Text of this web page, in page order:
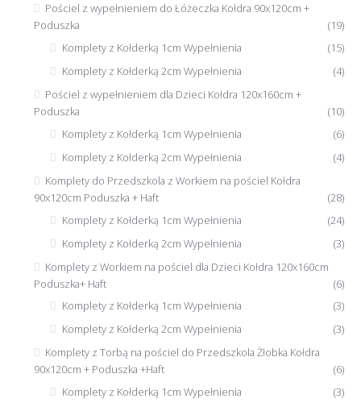
Pościel z wypełnieniem do Łóżeczka Kołdra 90x120cm +
Poduszka
(19)
Komplety z Kołderką 1cm Wypełnienia
(15)
Komplety z Kołderką 2cm Wypełnienia
(4)
Pościel z wypełnieniem dla Dzieci Kołdra 120x160cm +
Poduszka
(10)
Komplety z Kołderką 1cm Wypełnienia
(6)
Komplety z Kołderką 2cm Wypełnienia
(4)
Komplety do Przedszkola z Workiem na pościel Kołdra
90x120cm Poduszka + Haft
(28)
Komplety z Kołderką 1cm Wypełnienia
(24)
Komplety z Kołderką 2cm Wypełnienia
(3)
Komplety z Workiem na pościel dla Dzieci Kołdra 120x160cm
Poduszka+ Haft
(6)
Komplety z Kołderką 1cm Wypełnienia
(3)
Komplety z Kołderką 2cm Wypełnienia
(3)
Komplety z Torbą na pościel do Przedszkola Żłobka Kołdra
90x120cm + Poduszka +Haft
(6)
Komplety z Kołderką 1cm Wypełnienia
(3)